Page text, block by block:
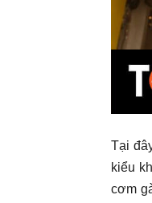
Tại
kiểu
cơm